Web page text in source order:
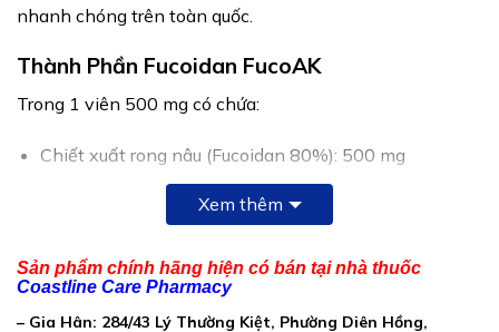
nhanh chóng trên toàn quốc.
Thành Phần Fucoidan FucoAK
Trong 1 viên 500 mg có chứa:
Chiết xuất rong nâu (Fucoidan 80%): 500 mg
Công Dụng Fucoidan FucoAK
Hỗ trợ hạn chế quá trình oxy hóa
Giúp hỗ trợ giảm tác hại của xạ trị, hóa trị
Xem thêm
Sản phẩm chính hãng hiện có bán tại nhà thuốc
Coastline Care Pharmacy
– Gia Hân: 284/43 Lý Thường Kiệt, Phường Diên Hồng,